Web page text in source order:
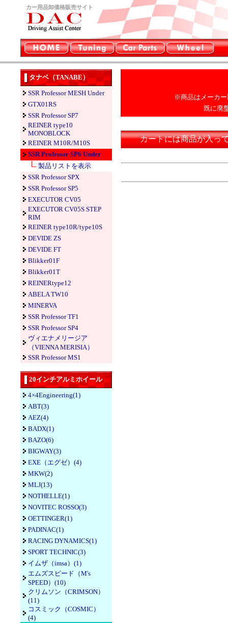
カー用品卸価格販売サイト
タナベ（TANABE）
SSR Professor MESH Under
GTX01RS
SSR Professor SP7
REINER type10
MONOBLOCK
REINER M10R/M10S
SSR Professor SP6 Under
製品リストを表示
SSR Professor SPX
SSR Professor SP5
EXECUTOR CV05
EXECUTOR CV05S STEP
RIM
REINER type10R/type10S
DEVIDE ZS
DEVIDE FT
Blikker01F
Blikker01T
REINERtype12
ABELA TW10
MINERVA
SSR Professor TF1
SSR Professor SP4
ヴィエナメリージア
（VIENNA MERISIA）
SSR Professor MS1
20インチアルミホイール
4×4Engineering(1)
ABT(3)
AEZ(4)
BADX(1)
BAZO(6)
BIGWAY(3)
EXE（エグゼ）(4)
MKW(2)
MLJ(13)
NOTHELLE(1)
NOVITEC ROSSO(3)
OETTINGER(1)
PADINAC(1)
RACING DYNAMICS(1)
SPORT TECHNIC(3)
イムザ（imsa）(1)
エムズスピード（M's
SPEED）(10)
クリムソン（CRIMSON）
(11)
コスミック（COSMIC）
(4)
※商品はメーカー
既に廃
カートには商品が入っ